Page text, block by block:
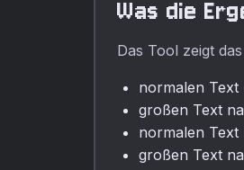
Was die
Das Tool zeigt
normalen Text
großen Text
normalen
großen Text